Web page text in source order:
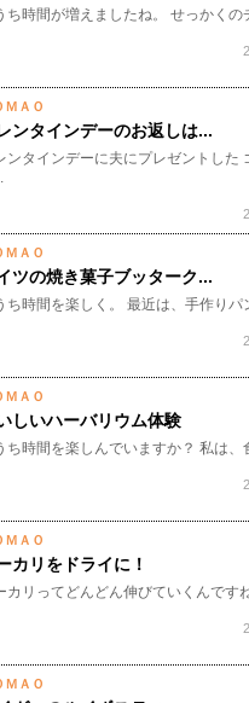
ち時間が増えましたね。 せっかくの
ＭＡＯ
ンタインデーのお返しは...
ンタインデーに夫にプレゼントした
ＭＡＯ
ツの焼き菓子ブッターク...
ち時間を楽しく。 最近は、手作りパ
ＭＡＯ
しいハーバリウム体験
ち時間を楽しんでいますか？ 私は、
ＭＡＯ
カリをドライに！
カリってどんどん伸びていくんです
ＭＡＯ